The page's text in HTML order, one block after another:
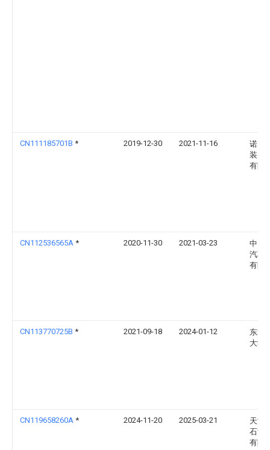
CN111185701B * 2019-12-30 2021-11-16
诺力
装备
有限
CN112536565A * 2020-11-30 2021-03-23
中国
汽车
有限
CN113770725B * 2021-09-18 2024-01-12
东北
大学
CN119658260A * 2024-11-20 2025-03-21
天津
石油
有限